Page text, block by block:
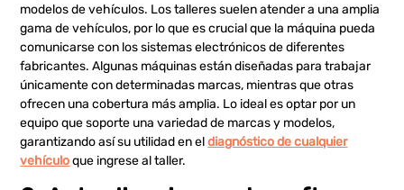
modelos de vehículos. Los talleres suelen atender a una amplia
gama de vehículos, por lo que es crucial que la máquina pueda
comunicarse con los sistemas electrónicos de diferentes
fabricantes. Algunas máquinas están diseñadas para trabajar
únicamente con determinadas marcas, mientras que otras
ofrecen una cobertura más amplia. Lo ideal es optar por un
equipo que soporte una variedad de marcas y modelos,
garantizando así su utilidad en eldiagnóstico de cualquier
vehículoque ingrese al taller.